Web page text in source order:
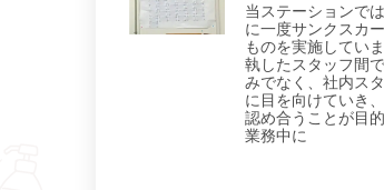
当ステーションで
に一度サンクスカ
ものを実施してい
執したスタッフ間
みでなく、社内ス
に目を向けていき
認め合うことが目
業務中に